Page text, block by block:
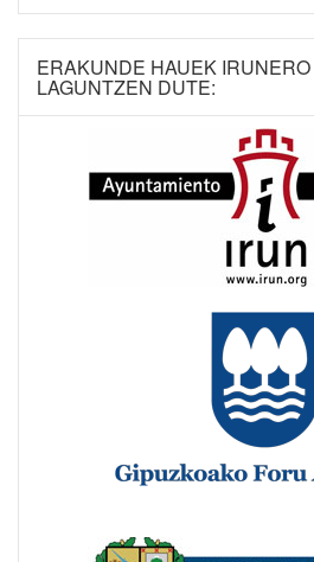
ERAKUNDE HAUEK
LAGUNTZEN DUTE: